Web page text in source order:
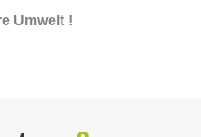
Umwelt !